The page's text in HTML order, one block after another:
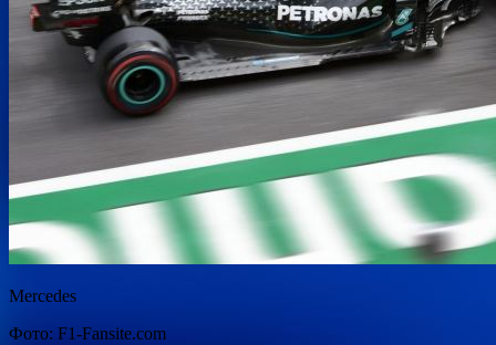
Mercedes
Фото: F1-Fansite.com